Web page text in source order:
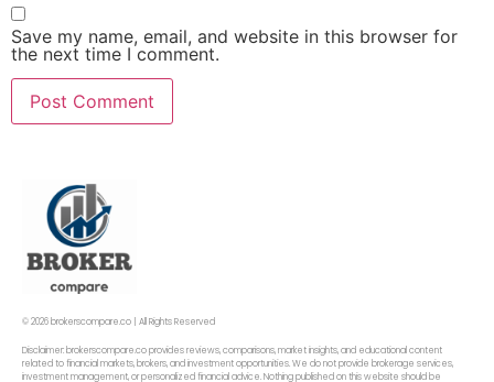
Save my name, email, and website in this browser for
the next time I comment.
© 2026 brokerscompare.co | All Rights Reserved
Disclaimer: brokerscompare.co provides reviews, comparisons, market insights, and educational content
related to financial markets, brokers, and investment opportunities. We do not provide brokerage services,
investment management, or personalized financial advice. Nothing published on this website should be